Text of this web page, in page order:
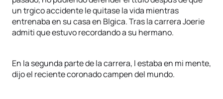
un trgico accidente le quitase la vida mientras
entrenaba en su casa en Blgica. Tras la carrera Joerie
admiti que estuvo recordando a su hermano.
En la segunda parte de la carrera, l estaba en mi mente,
dijo el reciente coronado campen del mundo.